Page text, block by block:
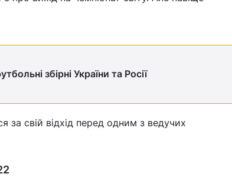
збірні України та Росії
за свій відхід перед одним з ведучих